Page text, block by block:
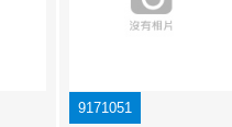
9171051